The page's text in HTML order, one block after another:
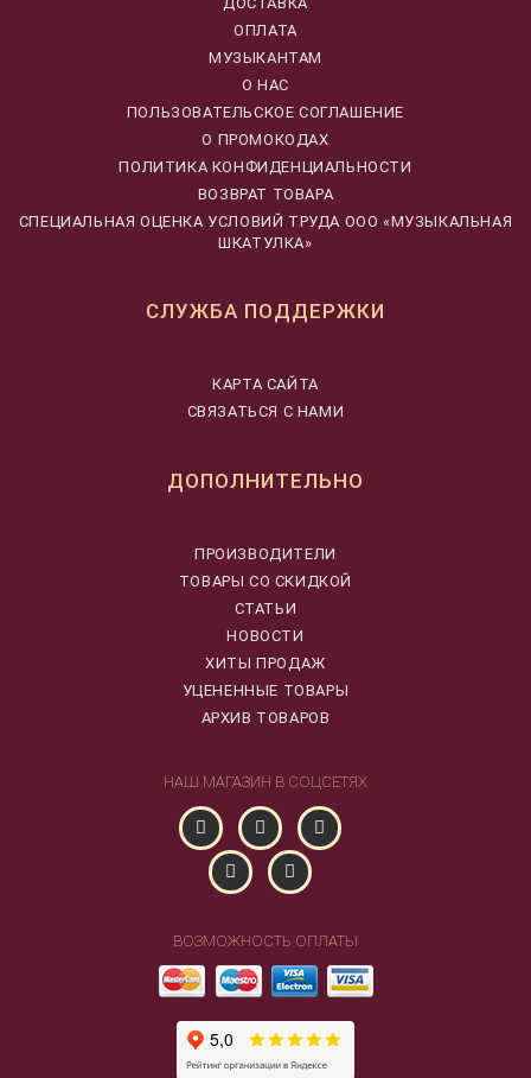
ОПЛАТА
МУЗЫКАНТАМ
О НАС
ПОЛЬЗОВАТЕЛЬСКОЕ СОГЛАШЕНИЕ
О ПРОМОКОДАХ
ПОЛИТИКА КОНФИДЕНЦИАЛЬНОСТИ
ВОЗВРАТ ТОВАРА
CПЕЦИАЛЬНАЯ ОЦЕНКА УСЛОВИЙ ТРУДА ООО «МУЗЫКАЛЬНАЯ
ШКАТУЛКА»
СЛУЖБА ПОДДЕРЖКИ
КАРТА САЙТА
СВЯЗАТЬСЯ С НАМИ
ДОПОЛНИТЕЛЬНО
ПРОИЗВОДИТЕЛИ
ТОВАРЫ СО СКИДКОЙ
СТАТЬИ
НОВОСТИ
ХИТЫ ПРОДАЖ
УЦЕНЕННЫЕ ТОВАРЫ
АРХИВ ТОВАРОВ
НАШ МАГАЗИН В СОЦСЕТЯХ
ВОЗМОЖНОСТЬ ОПЛАТЫ